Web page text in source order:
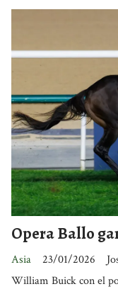
Opera Ballo
Asia
23/01/2026
William Buick con el